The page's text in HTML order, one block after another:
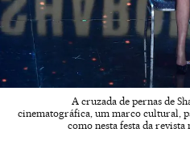
A cruzada de pernas de
cinematográfica, um marco cultural,
como nesta festa da